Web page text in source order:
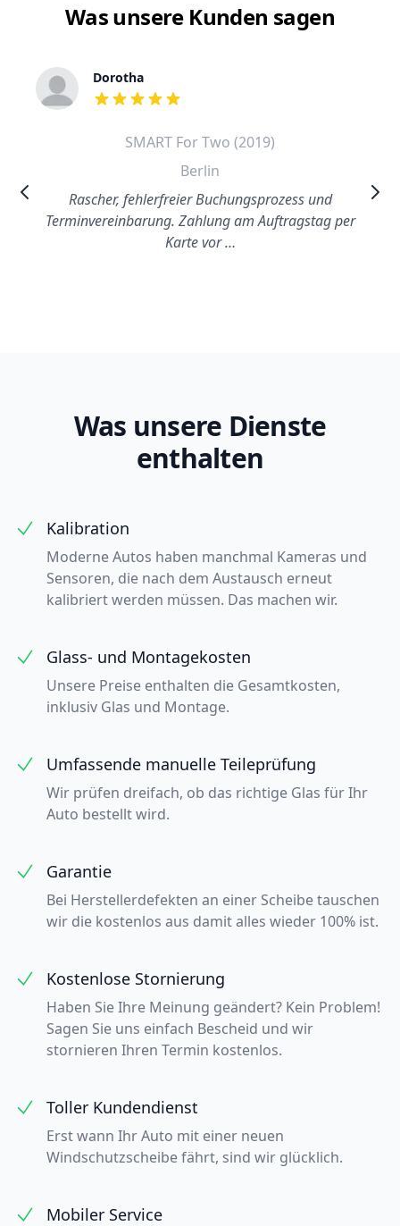
Was unsere Kunden sagen
Dorotha
out of 5 stars
SMART For Two (2019)
Berlin
Rascher, fehlerfreier Buchungsprozess und
Terminvereinbarung. Zahlung am Auftragstag per
Karte vor …
Was unsere Dienste
enthalten
Kalibration
Moderne Autos haben manchmal Kameras und
Sensoren, die nach dem Austausch erneut
kalibriert werden müssen. Das machen wir.
Glass- und Montagekosten
Unsere Preise enthalten die Gesamtkosten,
inklusiv Glas und Montage.
Umfassende manuelle Teileprüfung
Wir prüfen dreifach, ob das richtige Glas für Ihr
Auto bestellt wird.
Garantie
Bei Herstellerdefekten an einer Scheibe tauschen
wir die kostenlos aus damit alles wieder 100% ist.
Kostenlose Stornierung
Haben Sie Ihre Meinung geändert? Kein Problem!
Sagen Sie uns einfach Bescheid und wir
stornieren Ihren Termin kostenlos.
Toller Kundendienst
Erst wann Ihr Auto mit einer neuen
Windschutzscheibe fährt, sind wir glücklich.
Mobiler Service